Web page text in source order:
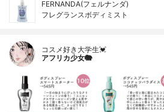
FERNANDA(フェルナンダ)
フレグランスボディミスト
コスメ好き大学生💓
アフリカ少女🐘